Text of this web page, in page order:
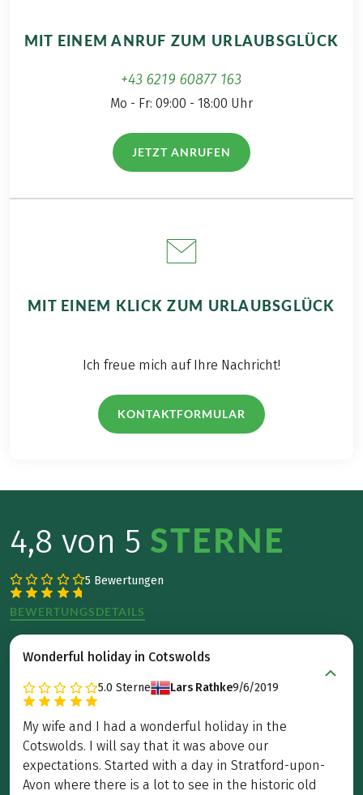
MIT EINEM ANRUF ZUM URLAUBSGLÜCK
+43 6219 60877 163
Mo - Fr: 09:00 - 18:00 Uhr
JETZT ANRUFEN(LINK ÖFFNET IN NEUEM TAB)
MIT EINEM KLICK ZUM URLAUBSGLÜCK
Ich freue mich auf Ihre Nachricht!
KONTAKTFORMULAR
4,8 von 5 STERNE
5 Bewertungen
BEWERTUNGSDETAILS
Wonderful holiday in Cotswolds
5.0 Sterne Lars Rathke9/6/2019
My wife and I had a wonderful holiday in the
Cotswolds. I will say that it was above our
expectations. Started with a day in Stratford-upon-
Avon where there is a lot to see in the historic old